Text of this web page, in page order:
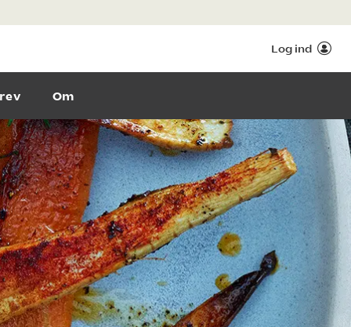
Log ind
Om